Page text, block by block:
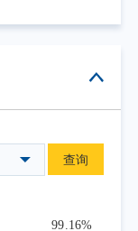
中长期配置
有规则透
散个股风险
地跟踪石化
期，本基金
同，坚持既
查询
99.16%